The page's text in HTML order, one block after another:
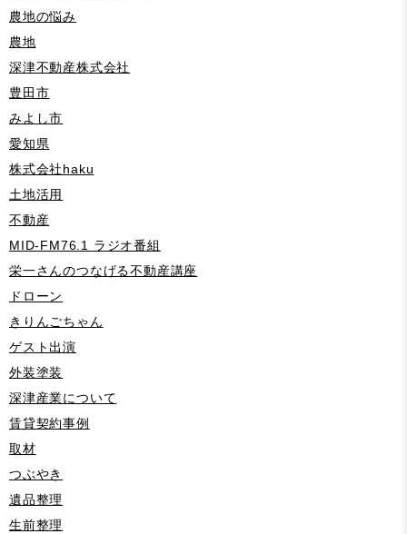
農地の悩み
農地
深津不動産株式会社
豊田市
みよし市
愛知県
株式会社haku
土地活用
不動産
MID-FM76.1 ラジオ番組
栄一さんのつなげる不動産講座
ドローン
きりんごちゃん
ゲスト出演
外装塗装
深津産業について
賃貸契約事例
取材
つぶやき
遺品整理
生前整理